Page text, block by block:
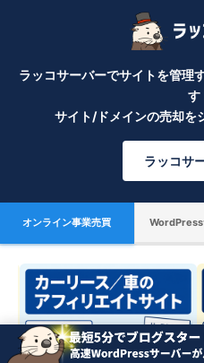
ラッコサーバーでサイトを管理
す
サイト/ドメインの売却を
ラッコサ
オンライン事業売買 WordPress